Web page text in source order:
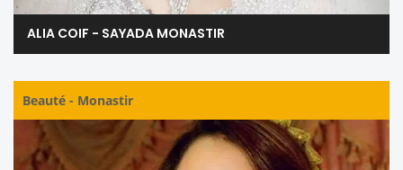
ALIA COIF - SAYADA MONASTIR
Beauté - Monastir